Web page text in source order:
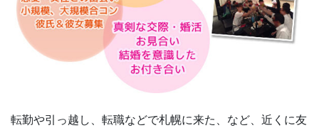
転勤や引っ越し、転職などで札幌に来た、など、近くに友